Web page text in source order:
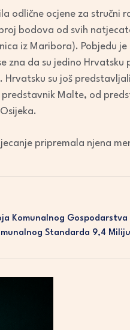
odlične ocjene za stručni
bodova od svih
iz Maribora). Pobjedu
zna da su jedino
su još
predstavnik Malte, od
pripremala njena
Komunalnog Gospodarstva I
Standarda 9,4